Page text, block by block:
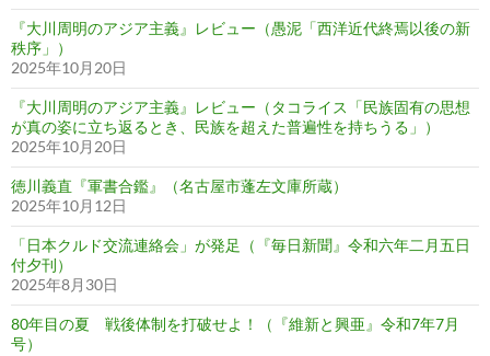
『大川周明のアジア主義』レビュー（愚泥「西洋近代終焉以後の新
秩序」）
2025年10月20日
『大川周明のアジア主義』レビュー（タコライス「民族固有の思想
が真の姿に立ち返るとき、民族を超えた普遍性を持ちうる」）
2025年10月20日
徳川義直『軍書合鑑』（名古屋市蓬左文庫所蔵）
2025年10月12日
「日本クルド交流連絡会」が発足（『毎日新聞』令和六年二月五日
付夕刊）
2025年8月30日
80年目の夏 戦後体制を打破せよ！（『維新と興亜』令和7年7月
号）